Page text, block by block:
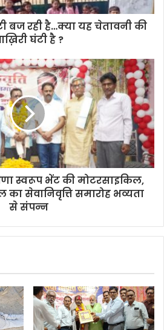
बज रही है…क्या यह चेतावनी की
घंटी है ?
स्वरूप भेंट की मोटरसाइकिल,
का सेवानिवृत्ति समारोह भव्यता
से संपन्न